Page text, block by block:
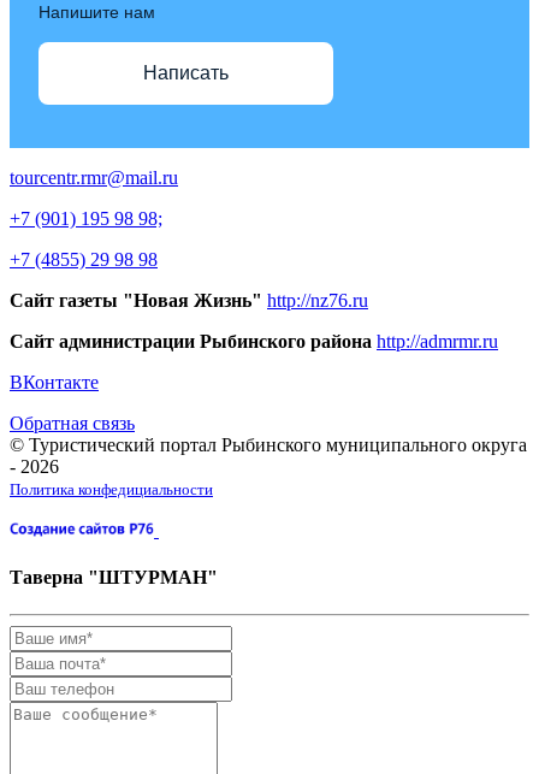
Напишите нам
Написать
tourcentr.rmr@mail.ru
+7 (901) 195 98 98;
+7 (4855) 29 98 98
Сайт газеты "Новая Жизнь" http://nz76.ru
Сайт администрации Рыбинского района http://admrmr.ru
ВКонтакте
Обратная связь
© Туристический портал Рыбинского муниципального округа
- 2026
Политика конфедициальности
Таверна "ШТУРМАН"